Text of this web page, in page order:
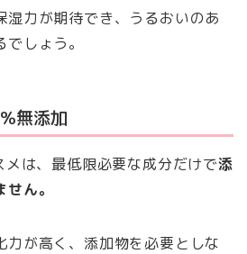
湿力が期待でき、うるおいのあ
しょう。
無添加
は、最低限必要な成分だけで添
ん。
力が高く、添加物を必要としな